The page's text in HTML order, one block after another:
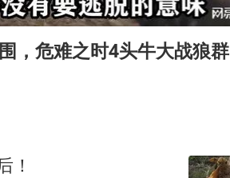
成功
防部回应
势
，危难之时4头牛大战狼群
！